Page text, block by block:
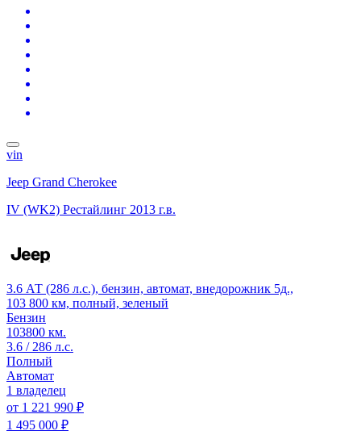
vin
Jeep Grand Cherokee
IV (WK2) Рестайлинг 2013 г.в.
3.6 АТ (286 л.с.), бензин, автомат, внедорожник 5д.,
103 800 км, полный, зеленый
Бензин
103800 км.
3.6 / 286 л.с.
Полный
Автомат
1 владелец
от 1 221 990 ₽
1 495 000 ₽